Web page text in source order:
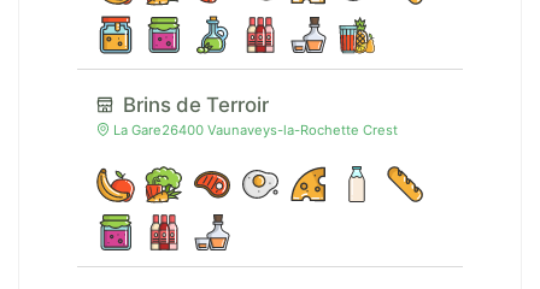
Brins de Terroir
La Gare26400 Vaunaveys-la-Rochette Crest